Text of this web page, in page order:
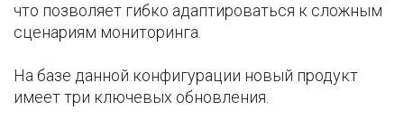
что позволяет гибко адаптироваться к сложным
сценариям мониторинга.
На базе данной конфигурации новый продукт
имеет три ключевых обновления.